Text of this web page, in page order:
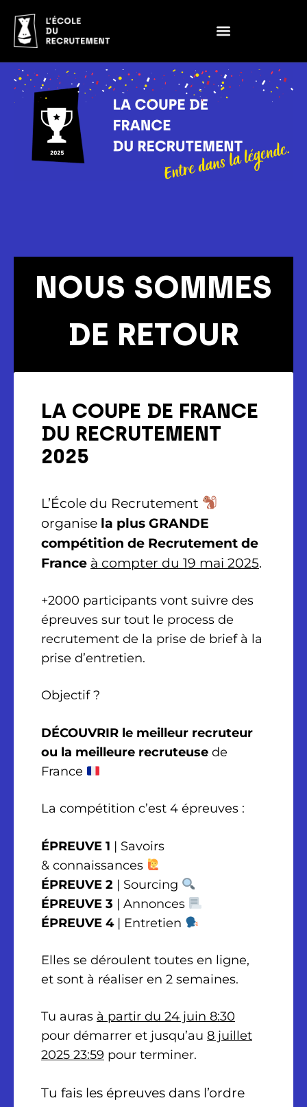
NOUS SOMMES
DE RETOUR
LA COUPE DE FRANCE
DU RECRUTEMENT
2025
L’École du Recrutement
organise la plus GRANDE
compétition de Recrutement de
France à compter du 19 mai 2025.
+2000 participants vont suivre des
épreuves sur tout le process de
recrutement de la prise de brief à la
prise d’entretien.
Objectif ?
DÉCOUVRIR le meilleur recruteur
ou la meilleure recruteuse de
France
La compétition c’est 4 épreuves :
ÉPREUVE 1 | Savoirs
& connaissances
ÉPREUVE 2 | Sourcing
ÉPREUVE 3 | Annonces
ÉPREUVE 4| Entretien
Elles se déroulent toutes en ligne,
et sont à réaliser en 2 semaines.
Tu auras à partir du 24 juin 8:30
pour démarrer et jusqu’au 8 juillet
2025 23:59 pour terminer.
Tu fais les épreuves dans l’ordre